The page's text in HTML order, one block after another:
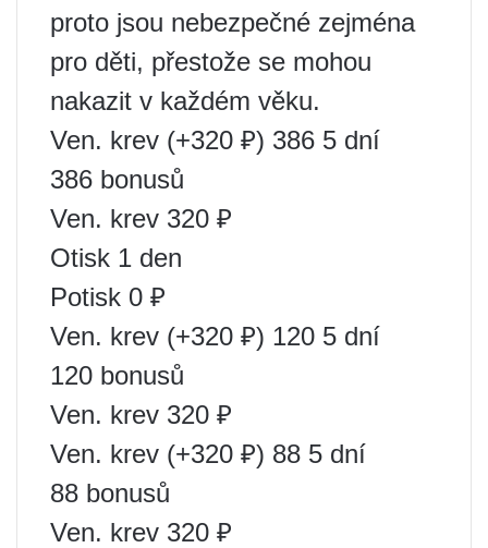
proto jsou nebezpečné zejména
pro děti, přestože se mohou
nakazit v každém věku.
Ven. krev (+320 ₽) 386 5 dní
386 bonusů
Ven. krev 320 ₽
Otisk 1 den
Potisk 0 ₽
Ven. krev (+320 ₽) 120 5 dní
120 bonusů
Ven. krev 320 ₽
Ven. krev (+320 ₽) 88 5 dní
88 bonusů
Ven. krev 320 ₽